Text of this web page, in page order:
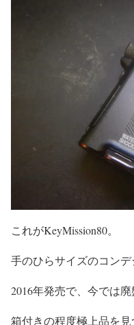
これがKeyMission80。
手のひらサイズのコンデ
2016年発売で、今では
箱付きの程度極上品を見